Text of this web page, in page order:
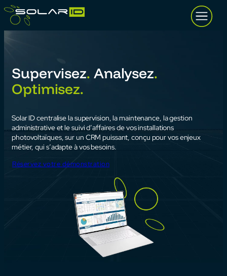
Aller
au
contenu
Supervisez. Analysez.
Optimisez.
Solar ID centralise la supervision, la maintenance, la gestion
administrative et le suivi d’affaires de vos installations
photovoltaïques, sur un CRM puissant, conçu pour vos enjeux
métier, qui s’adapte à vos besoins.
Réservez votre démonstration